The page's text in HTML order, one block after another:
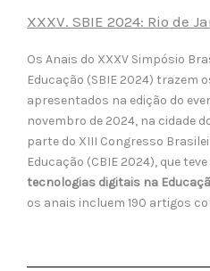
XXXV. SBIE 2024: Rio de
Os Anais do XXXV Simpósio
Educação (SBIE 2024) trazem
apresentados na edição do
novembro de 2024, na cidade
parte do XIII Congresso
Educação (CBIE 2024), que
tecnologias digitais na
os anais incluem 190 artigos